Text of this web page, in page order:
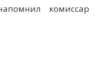
комиссар